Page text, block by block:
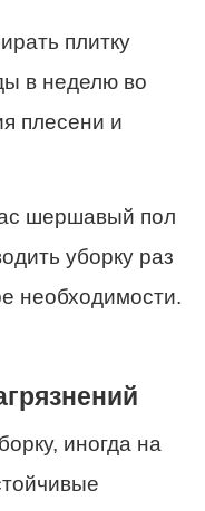
плитку
в неделю во
плесени и
шершавый пол
уборку раз
необходимости.
иногда на